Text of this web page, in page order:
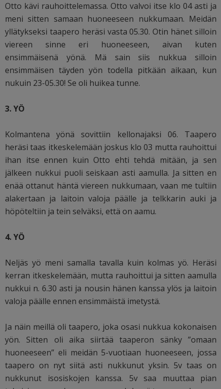
Otto kävi rauhoittelemassa. Otto valvoi itse klo 04 asti ja
meni sitten samaan huoneeseen nukkumaan. Meidän
yllätykseksi taapero heräsi vasta 05.30. Otin hänet silloin
viereen sinne eri huoneeseen, aivan kuten
ensimmäisenä yönä. Mä sain siis nukkua silloin
ensimmäisen täyden yön todella pitkään aikaan, kun
nukuin 23-05.30! Se oli huikea tunne.
3. YÖ
Kolmantena yönä sovittiin kellonajaksi 06. Taapero
heräsi taas itkeskelemään joskus klo 03 mutta rauhoittui
ihan itse ennen kuin Otto ehti tehdä mitään, ja sen
jälkeen nukkui puoli seiskaan asti aamulla. Ja sitten en
enää ottanut häntä viereen nukkumaan, vaan me tultiin
alakertaan ja laitoin valoja päälle ja telkkarin auki ja
höpöteltiin ja tein selväksi, että on aamu.
4. YÖ
Neljäs yö meni samalla tavalla kuin kolmas yö. Heräsi
kerran itkeskelemään, mutta rauhoittui ja sitten aamulla
nukkui n. 6.30 asti ja nousin hänen kanssa ylös ja laitoin
valoja päälle ennen ensimmäistä imetystä.
Ja näin meillä oli taapero, joka osasi nukkua kokonaisen
yön. Sitten oli aika siirtää taaperon sänky ”omaan
huoneeseen” eli meidän 5-vuotiaan huoneeseen, jossa
taapero on nyt siitä asti nukkunut yksin. 5v taas on
nukkunut isosiskojen kanssa. 5v saa muuttaa pian